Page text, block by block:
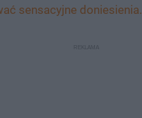
sensacyjne doniesienia.